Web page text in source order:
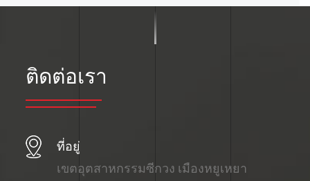
ติดต่อเรา
ที่อยู่
เขตอุตสาหกรรมซีกวง เมืองหยูเหยา